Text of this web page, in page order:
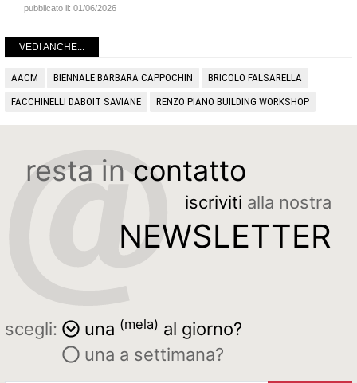
pubblicato il: 01/06/2026
VEDI ANCHE...
AACM BIENNALE BARBARA CAPPOCHIN
BRICOLO FALSARELLA
FACCHINELLI DABOIT SAVIANE
RENZO PIANO BUILDING WORKSHOP
resta in contatto
iscriviti alla nostra
NEWSLETTER
scegli: una (mela) al giorno?
una a settimana?